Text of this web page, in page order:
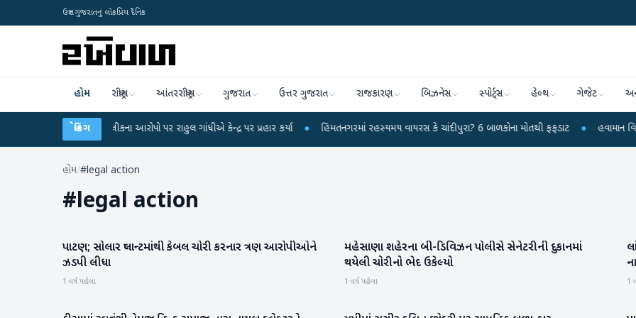
ઉત્તર ગુજરાતનું લોકપ્રિય દૈનિક
હોમ રાષ્ટ્રીય આંતરરાષ્ટ્રીય ગુજરાત ઉત્તર ગુજરાત રાજકારણ બિઝનેસ સ્પોર્ટ્સ હેલ્થ ગેજેટ
બ્રેકિંગ
NET પરીક્ષા લીકના આરોપો પર રાહુલ ગાંધીએ કેન્દ્ર પર પ્રહાર કર્યા ● હિંમતનગરમાં રહસ્યમય વાયરસ કે ચાંદીપુરા? 6 બાળકોના મોતથી ફફડાટ ● હવામાન વિભાગે 18
હોમ/#legal action
#legal action
પાટણ
પાટણ; સોલાર પ્લાન્ટમાંથી કેબલ ચોરી કરનાર ત્રણ આરોપીઓને
ઝડપી લીધા
1 વર્ષ પહેલા
મહેસાણા
મહેસાણા શહેરના બી-ડિવિઝન પોલીસે સેનેટરીની દુકાનમાં
થયેલી ચોરીનો ભેદ ઉકેલ્યો
1 વર્ષ પહેલા 1